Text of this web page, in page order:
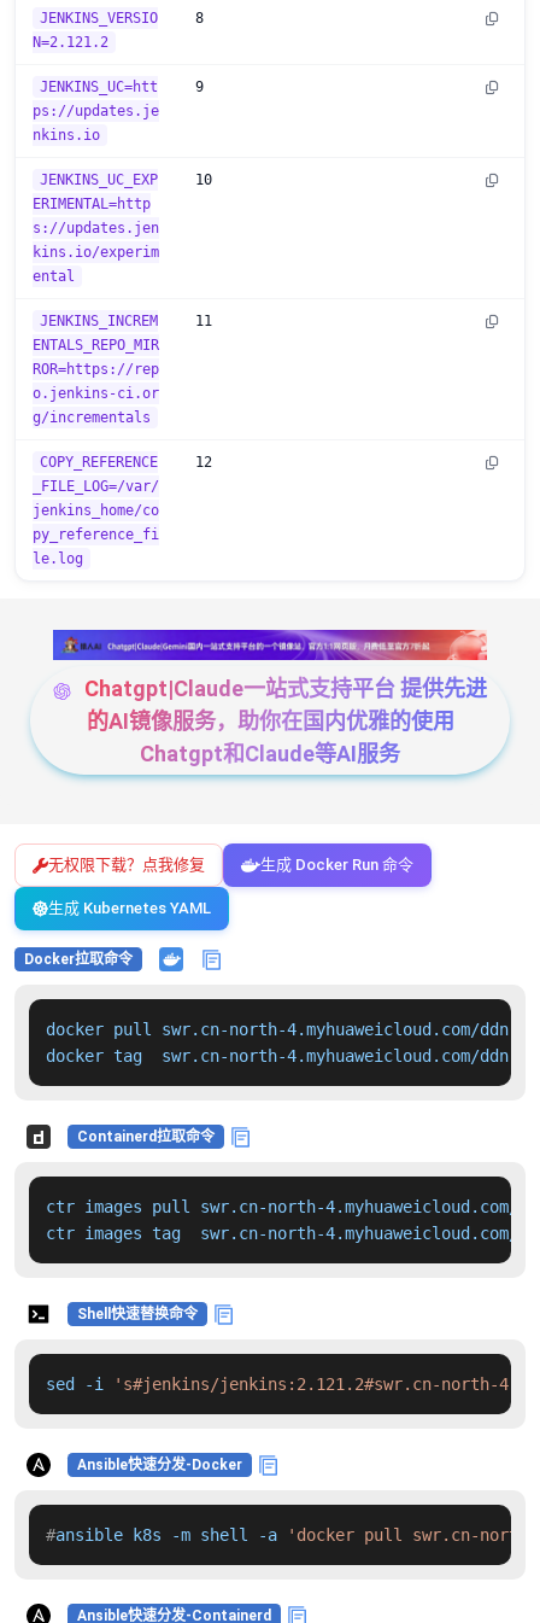
JENKINS_VERSIO
N=2.121.2
8
JENKINS_UC=htt
ps://updates.je
nkins.io
9
JENKINS_UC_EXP
ERIMENTAL=http
s://updates.jen
kins.io/experim
ental
10
JENKINS_INCREM
ENTALS_REPO_MIR
ROR=https://rep
o.jenkins-ci.or
g/incrementals
11
COPY_REFERENCE
_FILE_LOG=/var/
jenkins_home/co
py_reference_fi
le.log
12
Chatgpt|Claude一站式支持平台 提供先进
的AI镜像服务，助你在国内优雅的使用
Chatgpt和Claude等AI服务
无权限下载？点我修复 生成 Docker Run 命令
生成 Kubernetes YAML
Docker拉取命令
docker pull swr.cn-north-4.myhuaweicloud.com/
docker tag  swr.cn-north-4.myhuaweicloud.com/
Containerd拉取命令
ctr images pull swr.cn-north-4.myhuaweicloud.com/
ctr images tag  swr.cn-north-
Shell快速替换命令
sed -i 's#jenkins/jenkins:2.121.2#swr.cn-north-
Ansible快速分发-Docker
#ansible k8s -m shell -a 'docker pull swr.cn-north-
Ansible快速分发-Containerd